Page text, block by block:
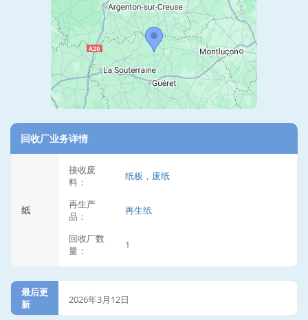
回收厂业务详情
纸
接收废
料：
纸板，废纸
再生产
品：
再生纸
回收厂数
量：
1
最后更
新
2026年3月12日